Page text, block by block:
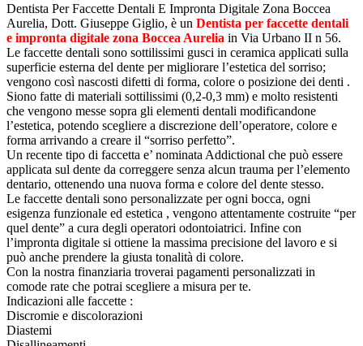
Dentista Per Faccette Dentali E Impronta Digitale Zona Boccea
Aurelia, Dott. Giuseppe Giglio, è un Dentista per faccette dentali
e impronta digitale zona Boccea Aurelia in Via Urbano II n 56.
Le faccette dentali sono sottilissimi gusci in ceramica applicati sulla
superficie esterna del dente per migliorare l’estetica del sorriso;
vengono così nascosti difetti di forma, colore o posizione dei denti .
Siono fatte di materiali sottilissimi (0,2-0,3 mm) e molto resistenti
che vengono messe sopra gli elementi dentali modificandone
l’estetica, potendo scegliere a discrezione dell’operatore, colore e
forma arrivando a creare il “sorriso perfetto”.
Un recente tipo di faccetta e’ nominata Addictional che può essere
applicata sul dente da correggere senza alcun trauma per l’elemento
dentario, ottenendo una nuova forma e colore del dente stesso.
Le faccette dentali sono personalizzate per ogni bocca, ogni
esigenza funzionale ed estetica , vengono attentamente costruite “per
quel dente” a cura degli operatori odontoiatrici. Infine con
l’impronta digitale si ottiene la massima precisione del lavoro e si
può anche prendere la giusta tonalità di colore.
Con la nostra finanziaria troverai pagamenti personalizzati in
comode rate che potrai scegliere a misura per te.
Indicazioni alle faccette :
Discromie e discolorazioni
Diastemi